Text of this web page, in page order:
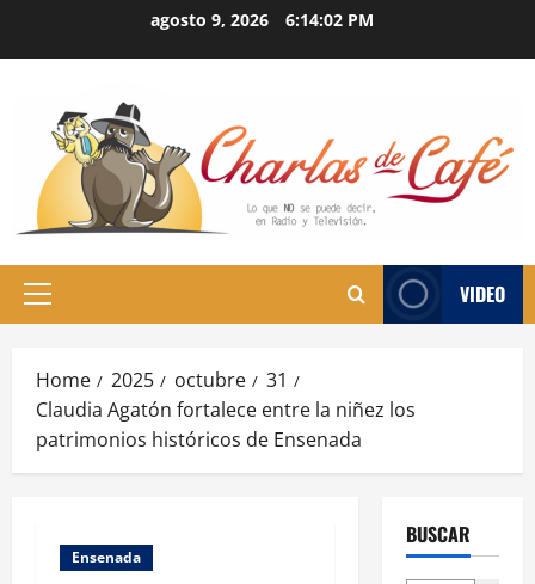
agosto 9, 2026 6:14:03 PM
Primary
VIDEO
Home 2025 octubre
31
Claudia Agatón fortalece entre la niñez los
patrimonios históricos de Ensenada
Ensenada
BUSCAR